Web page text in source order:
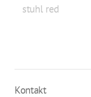
stuhl red
Kontakt